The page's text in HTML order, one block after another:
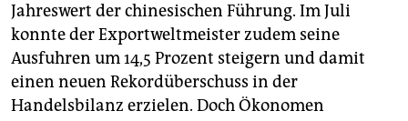
Jahreswert der chinesischen Führung. Im Juli
konnte der Exportweltmeister zudem seine
Ausfuhren um 14,5 Prozent steigern und damit
einen neuen Rekordüberschuss in der
Handelsbilanz erzielen. Doch Ökonomen